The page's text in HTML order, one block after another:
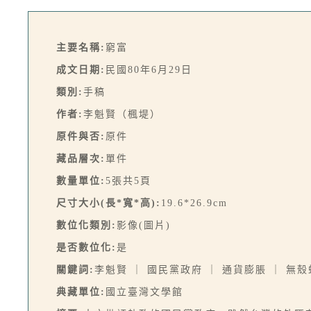
主要名稱: 窮富
成文日期: 民國80年6月29日
類別: 手稿
作者: 李魁賢（楓堤）
原件與否: 原件
藏品層次: 單件
數量單位: 5張共5頁
尺寸大小(長*寬*高): 19.6*26.9cm
數位化類別: 影像(圖片)
是否數位化: 是
關鍵詞: 李魁賢 ｜ 國民黨政府 ｜ 通貨膨脹 ｜ 無殼
典藏單位: 國立臺灣文學館